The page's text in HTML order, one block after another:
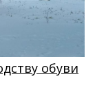
обуви